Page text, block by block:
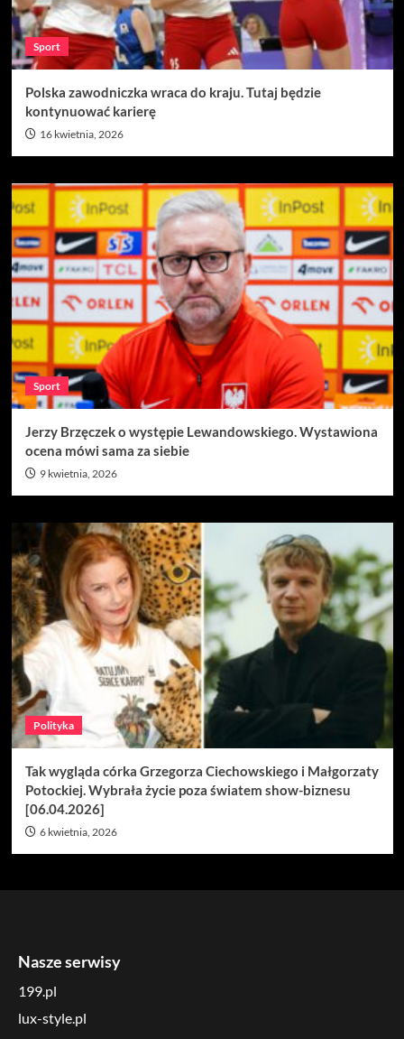
Sport
Polska zawodniczka wraca do kraju. Tutaj będzie
kontynuować karierę
16 kwietnia, 2026
Sport
Jerzy Brzęczek o występie Lewandowskiego. Wystawiona
ocena mówi sama za siebie
9 kwietnia, 2026
Polityka
Tak wygląda córka Grzegorza Ciechowskiego i Małgorzaty
Potockiej. Wybrała życie poza światem show-biznesu
[06.04.2026]
6 kwietnia, 2026
Nasze serwisy
199.pl
lux-style.pl